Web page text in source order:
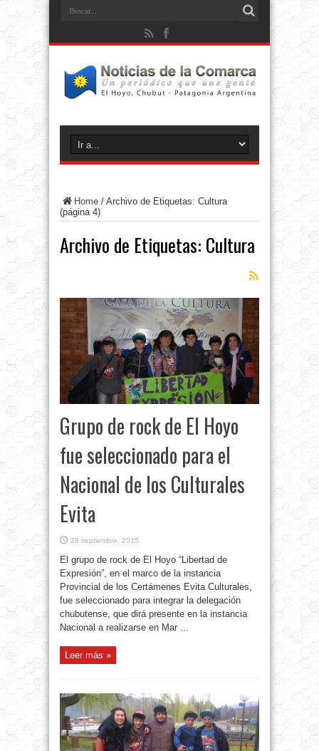
Home / Archivo de Etiquetas: Cultura
(página 4)
Archivo de Etiquetas: Cultura
Grupo de rock de El Hoyo
fue seleccionado para el
Nacional de los Culturales
Evita
28 septiembre, 2015
El grupo de rock de El Hoyo “Libertad de
Expresión”, en el marco de la instancia
Provincial de los Certámenes Evita Culturales,
fue seleccionado para integrar la delegación
chubutense, que dirá presente en la instancia
Nacional a realizarse en Mar ...
Leer más »